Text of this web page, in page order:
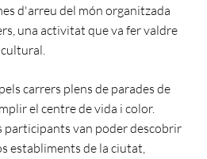
d'arreu del món organitzada
una activitat que va fer valdre
carrers plens de parades de
el centre de vida i color.
participants van poder descobrir
establiments de la ciutat,